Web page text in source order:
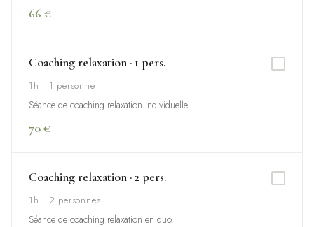
66 €
Coaching relaxation · 1 pers.
1h · 1 personne
Séance de coaching relaxation individuelle.
70 €
Coaching relaxation · 2 pers.
1h · 2 personnes
Séance de coaching relaxation en duo.